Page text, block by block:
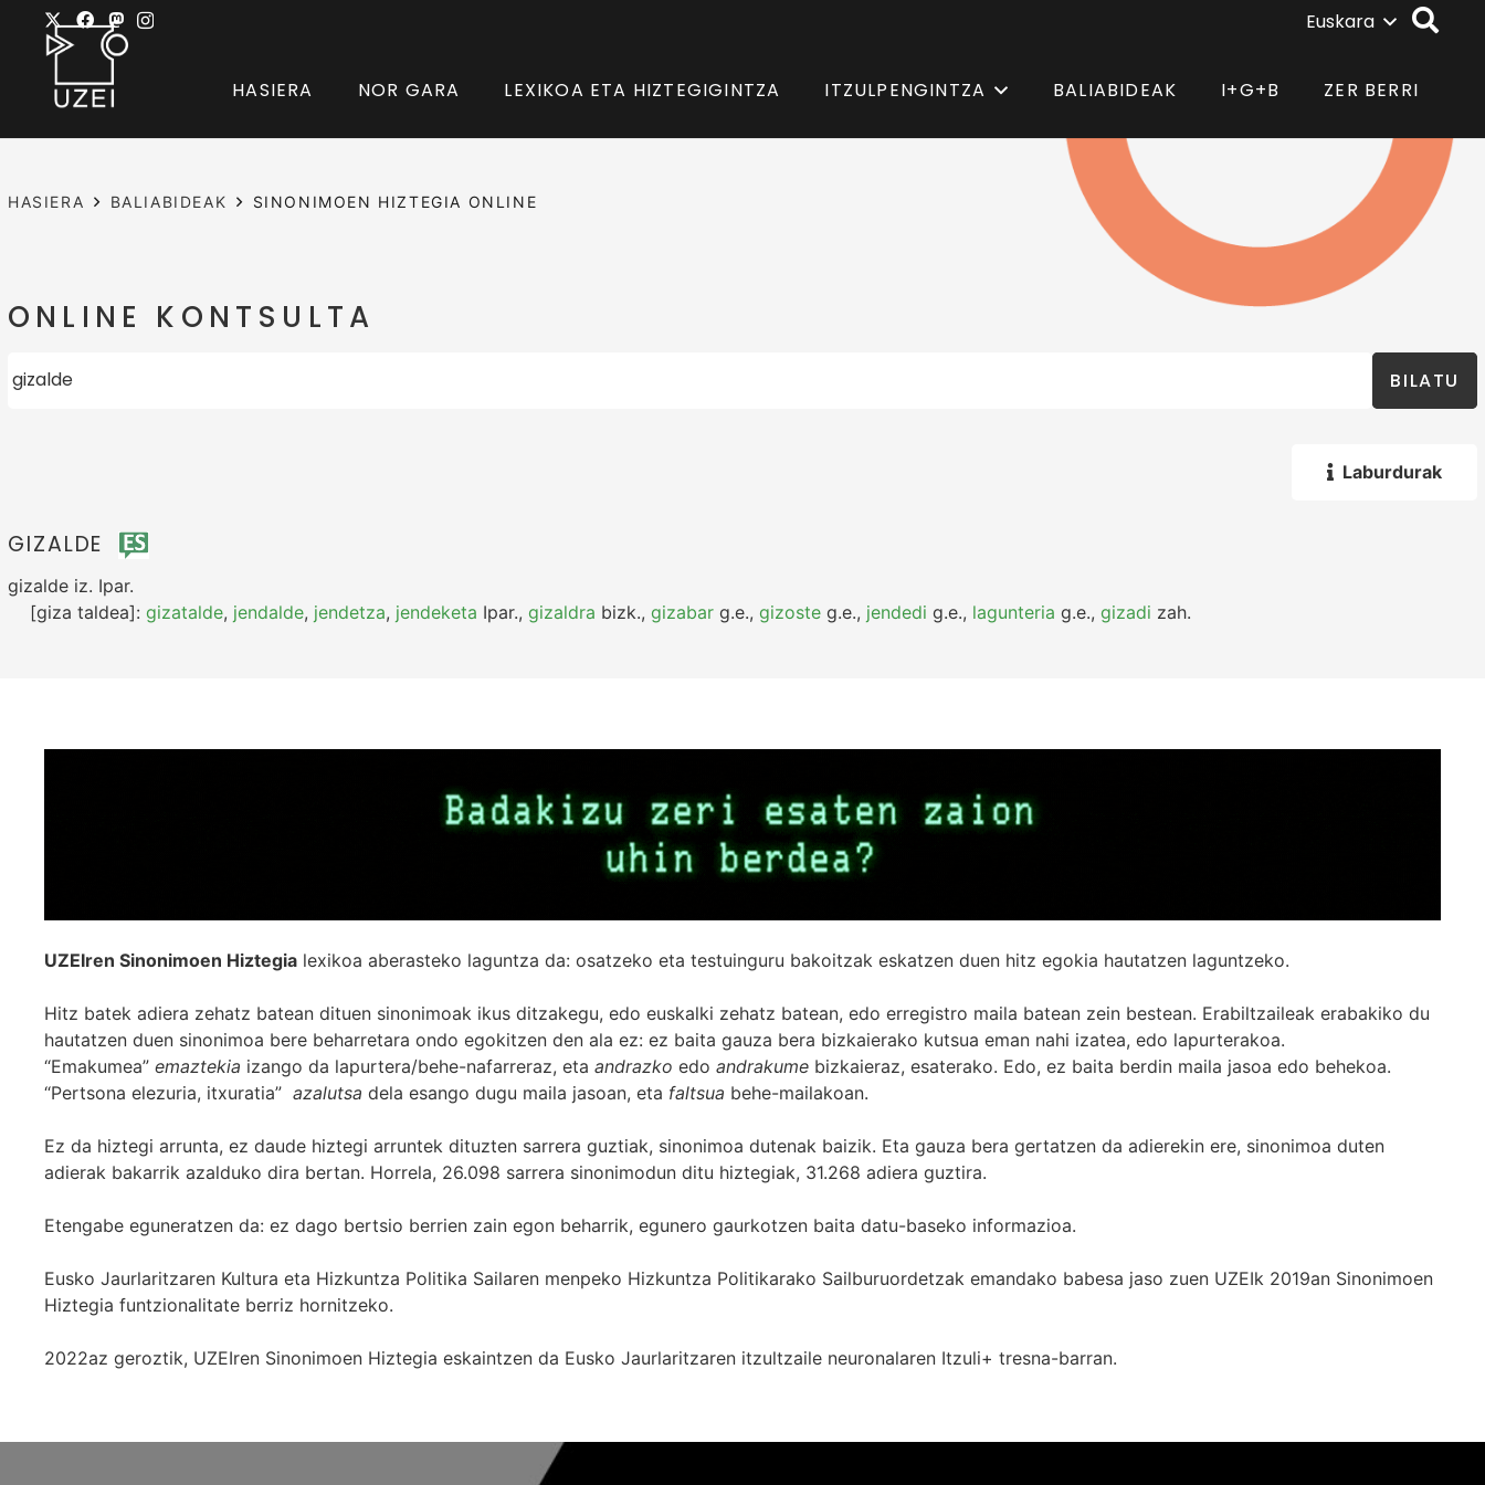
Euskara
HASIERA NOR GARA LEXIKOA ETA HIZTEGIGINTZA ITZULPENGINTZA BALIABIDEAK I+G+B ZER BERRI
HASIERA BALIABIDEAK SINONIMOEN HIZTEGIA ONLINE
ONLINE KONTSULTA
BILATU
Laburdurak
GIZALDE
gizalde iz. Ipar.
[giza taldea]: gizatalde, jendalde, jendetza, jendeketa Ipar., gizaldra bizk., gizabar g.e., gizoste g.e., jendedi g.e., lagunteria g.e., gizadi zah.
UZEIren Sinonimoen Hiztegia lexikoa aberasteko laguntza da: osatzeko eta testuinguru bakoitzak eskatzen duen hitz egokia hautatzen laguntzeko.
Hitz batek adiera zehatz batean dituen sinonimoak ikus ditzakegu, edo euskalki zehatz batean, edo erregistro maila batean zein bestean. Erabiltzaileak erabakiko du
hautatzen duen sinonimoa bere beharretara ondo egokitzen den ala ez: ez baita gauza bera bizkaierako kutsua eman nahi izatea, edo lapurterakoa.
“Emakumea” emaztekia izango da lapurtera/behe-nafarreraz, eta andrazko edo andrakume bizkaieraz, esaterako. Edo, ez baita berdin maila jasoa edo behekoa.
“Pertsona elezuria, itxuratia” azalutsa dela esango dugu maila jasoan, eta faltsua behe-mailakoan.
Ez da hiztegi arrunta, ez daude hiztegi arruntek dituzten sarrera guztiak, sinonimoa dutenak baizik. Eta gauza bera gertatzen da adierekin ere, sinonimoa duten
adierak bakarrik azalduko dira bertan. Horrela, 26.098 sarrera sinonimodun ditu hiztegiak, 31.268 adiera guztira.
Etengabe eguneratzen da: ez dago bertsio berrien zain egon beharrik, egunero gaurkotzen baita datu-baseko informazioa.
Eusko Jaurlaritzaren Kultura eta Hizkuntza Politika Sailaren menpeko Hizkuntza Politikarako Sailburuordetzak emandako babesa jaso zuen UZEIk 2019an Sinonimoen
Hiztegia funtzionalitate berriz hornitzeko.
2022az geroztik, UZEIren Sinonimoen Hiztegia eskaintzen da Eusko Jaurlaritzaren itzultzaile neuronalaren Itzuli+ tresna-barran.